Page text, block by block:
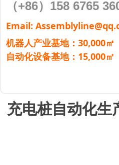
充电桩自动化生
（+86）158 6765
Email:
机器人产业基地：30,000㎡
自动化设备基地：15,000㎡